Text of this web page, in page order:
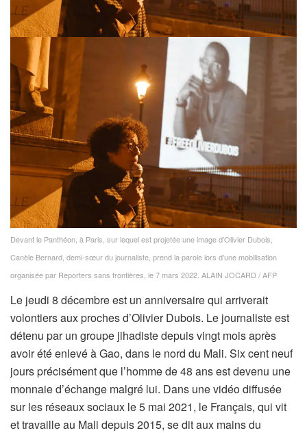
Devant le Panthéon, à Paris, sur lequel est projetée une image d’Olivier Dubois,
Canèle Bernard, demi-sœur du journaliste, prend la parole lors d’une mobilisation
organisée par Reporters sans frontières, le 7 mars 2022. ALAIN JOCARD / AFP
Le jeudi 8 décembre est un anniversaire qui arriverait
volontiers aux proches d’Olivier Dubois. Le journaliste est
détenu par un groupe jihadiste depuis vingt mois après
avoir été enlevé à Gao, dans le nord du Mali. Six cent neuf
jours précisément que l’homme de 48 ans est devenu une
monnaie d’échange malgré lui. Dans une vidéo diffusée
sur les réseaux sociaux le 5 mai 2021, le Français, qui vit
et travaille au Mali depuis 2015, se dit aux mains du